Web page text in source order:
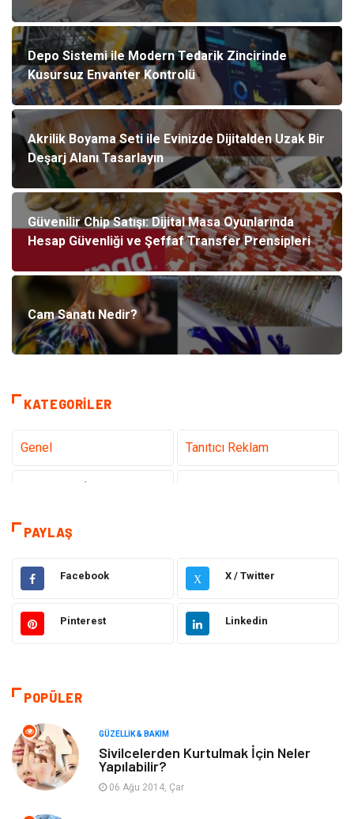
Depo Sistemi ile Modern Tedarik Zincirinde
Kusursuz Envanter Kontrolü
Akrilik Boyama Seti ile Evinizde Dijitalden Uzak Bir
Deşarj Alanı Tasarlayın
Güvenilir Chip Satışı: Dijital Masa Oyunlarında
Hesap Güvenliği ve Şeffaf Transfer Prensipleri
Cam Sanatı Nedir?
KATEGORILER
Genel Tanıtıcı Reklam
Teknoloji & İnternet
Eğitim & Kariyer
Gündem Hukuk
Moda Sağlıklı Yaşam
Bilgisayar & Yazılım
Makine
Giyim
PAYLAŞ
Facebook X X / Twitter
Pinterest Linkedin
POPÜLER
GÜZELLIK & BAKIM
Sivilcelerden Kurtulmak İçin Neler
Yapılabilir?
06 Ağu 2014, Çar